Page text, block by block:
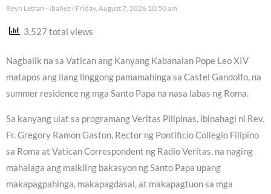
Reyn Letran - Ibañez Friday, August 7, 2026 10:50 am
3,527 total views
Nagbalik na sa Vatican ang Kanyang Kabanalan Pope Leo XIV
matapos ang ilang linggong pamamahinga sa Castel Gandolfo, na
summer residence ng mga Santo Papa na nasa labas ng Roma.
Sa kanyang ulat sa programang Veritas Pilipinas, ibinahagi ni Rev.
Fr. Gregory Ramon Gaston, Rector ng Pontificio Collegio Filipino
sa Roma at Vatican Correspondent ng Radio Veritas, na naging
mahalaga ang maikling bakasyon ng Santo Papa upang
makapagpahinga, makapagdasal, at makapagtuon sa mga